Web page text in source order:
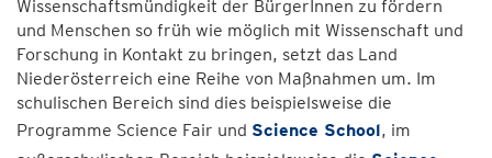
Wissenschaftsmündigkeit der BürgerInnen zu fördern
und Menschen so früh wie möglich mit Wissenschaft und
Forschung in Kontakt zu bringen, setzt das Land
Niederösterreich eine Reihe von Maßnahmen um. Im
schulischen Bereich sind dies beispielsweise die
Programme Science Fair und Science School, im